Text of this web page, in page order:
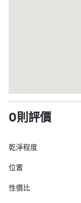
0則評價
乾淨程度
位置
性價比